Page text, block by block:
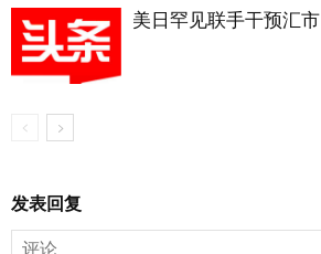
美日罕见联手干预汇市
发表回复